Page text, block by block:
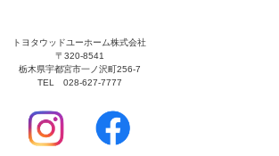
トヨタウッドユーホーム株式会社
〒320-8541
栃木県宇都宮市一ノ沢町256-7
TEL 028-627-7777